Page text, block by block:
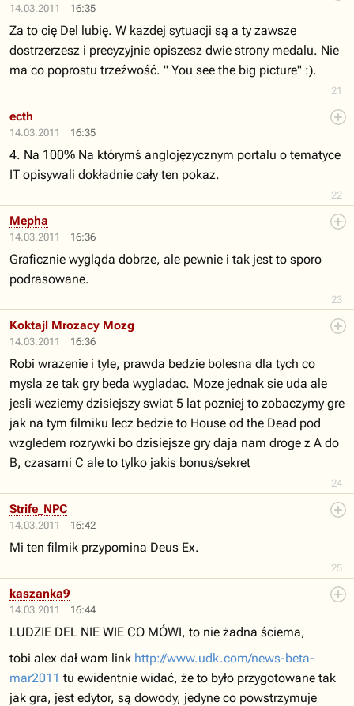
14.03.2011 16:35
21
Za to cię Del lubię. W kazdej sytuacji są a ty zawsze
dostrzerzesz i precyzyjnie opiszesz dwie strony medalu. Nie
ma co poprostu trzeźwość. " You see the big picture" :).
14.03.2011 16:35
22
ecth
4. Na 100% Na którymś anglojęzycznym portalu o tematyce
IT opisywali dokładnie cały ten pokaz.
14.03.2011 16:36
23
Mepha
Graficznie wygląda dobrze, ale pewnie i tak jest to sporo
podrasowane.
14.03.2011 16:36
24
Koktajl Mrozacy Mozg
Robi wrazenie i tyle, prawda bedzie bolesna dla tych co
mysla ze tak gry beda wygladac. Moze jednak sie uda ale
jesli weziemy dzisiejszy swiat 5 lat pozniej to zobaczymy gre
jak na tym filmiku lecz bedzie to House od the Dead pod
wzgledem rozrywki bo dzisiejsze gry daja nam droge z A do
B, czasami C ale to tylko jakis bonus/sekret
14.03.2011 16:42
25
Strife_NPC
Mi ten filmik przypomina Deus Ex.
14.03.2011 16:44
kaszanka9
LUDZIE DEL NIE WIE CO MÓWI, to nie żadna ściema,
tobi alex dał wam link http://www.udk.com/news-beta-
mar2011 tu ewidentnie widać, że to było przygotowane tak
jak gra, jest edytor, są dowody, jedyne co powstrzymuje